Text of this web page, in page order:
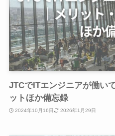
JTCでITエンジニアが働い
ットほか備忘録
2024年10月16日 2026年1月29日